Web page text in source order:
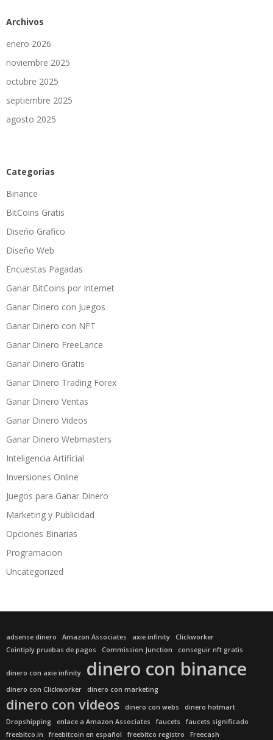
Archivos
enero 2026
noviembre 2025
octubre 2025
septiembre 2025
agosto 2025
Categorias
Binance
BitCoins Gratis
Diseño Grafico
Diseño Web
Encuestas Pagadas
Ganar BitCoins por Internet
Ganar Dinero con Juegos
Ganar Dinero con NFT
Ganar Dinero FreeLance
Ganar Dinero Gratis
Ganar Dinero Trading Forex
Ganar Dinero Ventas
Ganar Dinero Videos
Ganar Dinero Webmasters
Inteligencia Artificial
Inversiones Online
Juegos para Ganar Dinero
Marketing y Publicidad
Opciones Binarias
Programacion
Uncategorized
adsense dinero Amazon Associates axie infinity
Clickworker
Cointiply pruebas de pagos
Commission Junction conseguir nft gratis
dinero con axie infinity dinero con binance
dinero con Clickworker dinero con marketing
dinero con videos dinero con webs
dinero hotmart
Dropshipping
enlace a Amazon Associates faucets
faucets significado
freebitco.in
freebitcoin en español freebitco registro Freecash